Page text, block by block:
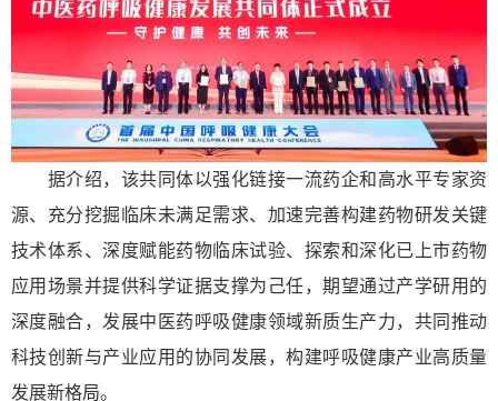
据介绍，该共同体以强化链接一流药企和高水平专家资
源、充分挖掘临床未满足需求、加速完善构建药物研发关键
技术体系、深度赋能药物临床试验、探索和深化已上市药物
应用场景并提供科学证据支撑为己任，期望通过产学研用的
深度融合，发展中医药呼吸健康领域新质生产力，共同推动
科技创新与产业应用的协同发展，构建呼吸健康产业高质量
发展新格局。